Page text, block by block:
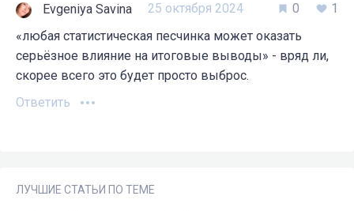
Evgeniya Savina 25 октября 2024 0
1
«любая статистическая песчинка может оказать
серьёзное влияние на итоговые выводы» - вряд ли,
скорее всего это будет просто выброс.
Ответить
ЛУЧШИЕ СТАТЬИ ПО ТЕМЕ